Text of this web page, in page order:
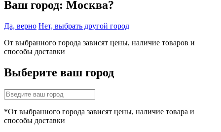
Ваш город: Москва?
Да, верно Нет, выбрать другой город
От выбранного города зависят цены, наличие товаров и
способы доставки
Выберите ваш город
*От выбранного города зависят цены, наличие товара и
способы доставки